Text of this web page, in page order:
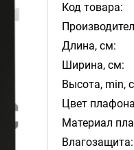
Код товара:
Длина, см:
Ширина, см:
Высота, min,
Цвет
Материал
Влагозащита: